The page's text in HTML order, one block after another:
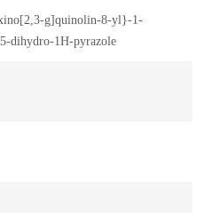
g]quinolin-8-yl}-1-
dihydro-1H-pyrazole